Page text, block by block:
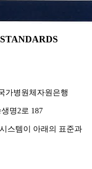
가병원체자원은행
명2로 187
스템이 아래의 표준과